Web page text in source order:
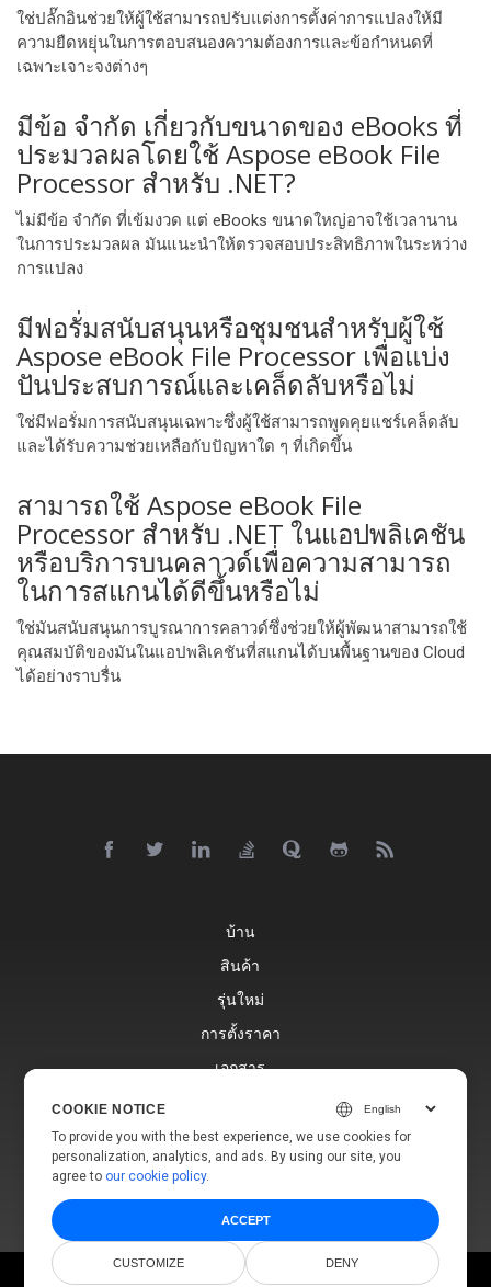
ใช่ปลั๊กอินช่วยให้ผู้ใช้สามารถปรับแต่งการตั้งค่าการแปลงให้มี
ความยืดหยุ่นในการตอบสนองความต้องการและข้อกําหนดที่
เฉพาะเจาะจงต่างๆ
มีข้อ จํากัด เกี่ยวกับขนาดของ eBooks ที่
ประมวลผลโดยใช้ Aspose eBook File
Processor สําหรับ .NET?
ไม่มีข้อ จํากัด ที่เข้มงวด แต่ eBooks ขนาดใหญ่อาจใช้เวลานาน
ในการประมวลผล มันแนะนําให้ตรวจสอบประสิทธิภาพในระหว่าง
การแปลง
มีฟอรั่มสนับสนุนหรือชุมชนสําหรับผู้ใช้
Aspose eBook File Processor เพื่อแบ่ง
ปันประสบการณ์และเคล็ดลับหรือไม่
ใช่มีฟอรั่มการสนับสนุนเฉพาะซึ่งผู้ใช้สามารถพูดคุยแชร์เคล็ดลับ
และได้รับความช่วยเหลือกับปัญหาใด ๆ ที่เกิดขึ้น
สามารถใช้ Aspose eBook File
Processor สําหรับ .NET ในแอปพลิเคชัน
หรือบริการบนคลาวด์เพื่อความสามารถ
ในการสแกนได้ดีขึ้นหรือไม่
ใช่มันสนับสนุนการบูรณาการคลาวด์ซึ่งช่วยให้ผู้พัฒนาสามารถใช้
คุณสมบัติของมันในแอปพลิเคชันที่สแกนได้บนพื้นฐานของ Cloud
ได้อย่างราบรื่น
บ้าน
สินค้า
รุ่นใหม่
การตั้งราคา
เอกสาร
บล็อก
© Aspose Pty Ltd 2001-2026.
COOKIE NOTICE
To provide you with the best experience, we use cookies for
personalization, analytics, and ads. By using our site, you
agree to our cookie policy.
ACCEPT
CUSTOMIZE DENY